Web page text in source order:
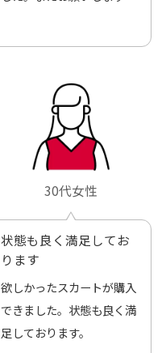
30代女性
状態も良く満足してお
ります
欲しかったスカートが購入
できました。状態も良く満
足しております。